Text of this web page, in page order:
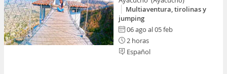
Multiaventura, tirolinas y
jumping
06 ago al 05 feb
2 horas
Español